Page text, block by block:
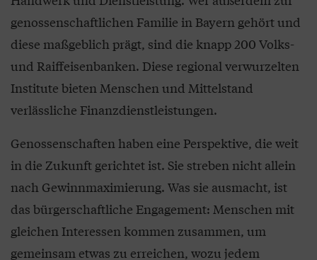
genossenschaftlichen Familie in Bayern gehört und
diese maßgeblich prägt, sind die knapp 200 Volks-
und Raiffeisenbanken. Diese regional verwurzelten
Institute bieten Menschen und Mittelstand
verlässliche Finanzdienstleistungen.
Genossenschaften haben eine Perspektive, die weit
in die Zukunft gerichtet ist. Sie streben nicht allein
nach Gewinnmaximierung. Was sie ausmacht, ist
das bürgerschaftliche Engagement: Menschen mit
gleichen Interessen kommen zusammen, um
gemeinsam etwas zu erreichen, wozu jedem